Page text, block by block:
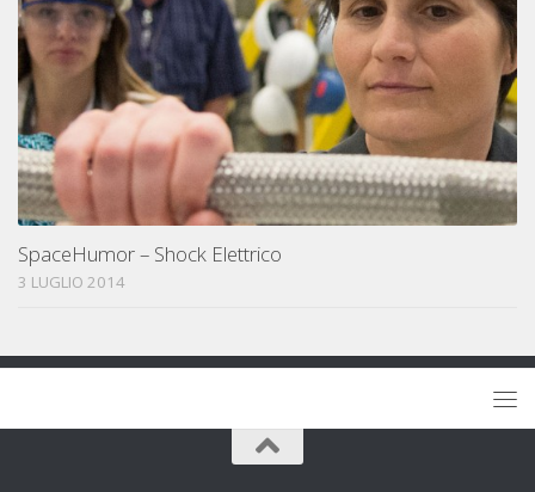
SpaceHumor – Shock Elettrico
3 LUGLIO 2014